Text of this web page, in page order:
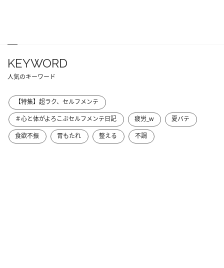
KEYWORD
人気のキーワード
【特集】超ラク、セルフメンテ
＃心と体がよろこぶセルフメンテ日記
疲労_w
夏バテ
食欲不振
胃もたれ 整える 不調